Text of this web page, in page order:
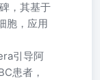
，其基于
胞，应用
引导阿
患者，